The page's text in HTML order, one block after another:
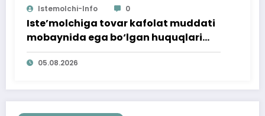
Istemolchi-Info 0
Iste’molchiga tovar kafolat muddati
mobaynida ega bo‘lgan huquqlari
ta’minlab berildi
05.08.2026